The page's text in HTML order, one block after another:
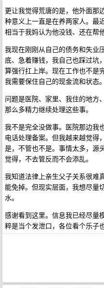
更让我觉得荒唐的是，他外面那
种意义上一直是在养两家人。最
相当于我妈认为他没钱、还在帮
我现在刚刚从自己的债务和失业
底、急着赚钱，我自己也踩过坑
算强行扛上岸。现在工作也不是
我需要保住自己的现金流和状态。
问题是医院、家里、我住的地方
那么多精力继续处理这些事。
我不是完全没做事。医院那边我
电话处理备案。但我越来越觉得
是，不管也不是。事情太多，源
觉得，不去管反而不会添乱。
我知道法律上亲生父子关系很难
能免掉。但现实层面，我想尽量
水。
感谢看到这里。信息我已经尽量
粹是当个发泄口，各位看个乐子也